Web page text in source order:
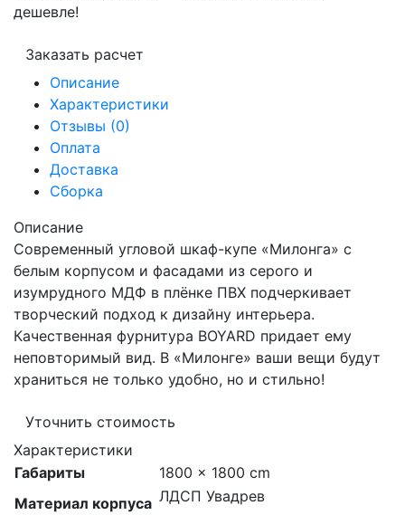
дешевле!
Заказать расчет
Описание
Характеристики
Отзывы (0)
Оплата
Доставка
Сборка
Описание
Современный угловой шкаф-купе «Милонга» с
белым корпусом и фасадами из серого и
изумрудного МДФ в плёнке ПВХ подчеркивает
творческий подход к дизайну интерьера.
Качественная фурнитура BOYARD придает ему
неповторимый вид. В «Милонге» ваши вещи будут
храниться не только удобно, но и стильно!
Уточнить стоимость
Характеристики
Габариты
1800 × 1800 cm
Материал корпуса ЛДСП Увадрев